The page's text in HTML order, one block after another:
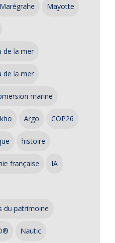
Marégrahe Mayotte
de la mer
de la mer
marine
Argo COP26
histoire
française IA
du patrimoine
Nautic